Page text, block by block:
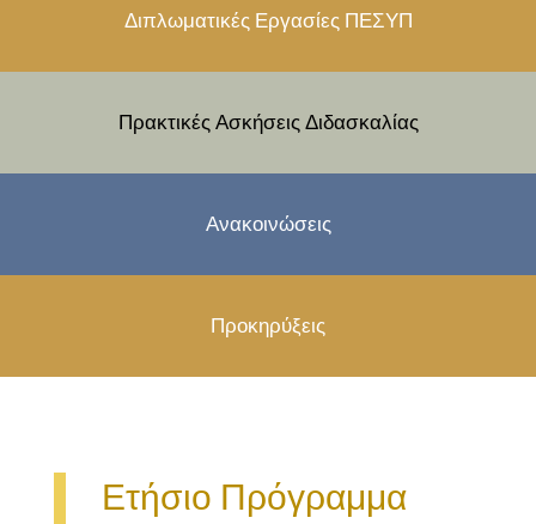
Διπλωματικές Εργασίες ΠΕΣΥΠ
Πρακτικές Ασκήσεις Διδασκαλίας
Ανακοινώσεις
Προκηρύξεις
Ετήσιο Πρόγραμμα